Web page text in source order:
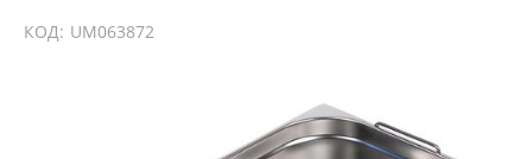
КОД: UM063872